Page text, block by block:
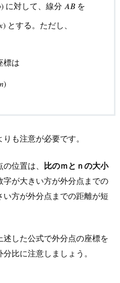
)に対して、線分 𝐴𝐵を
)とする。ただし、
標は
𝑛)
も注意が必要です。
位置は、 比のｍとｎの大小
が大きい方が外分点までの
方が外分点までの距離が短
した公式で外分点の座標を
比に注意しましょう。